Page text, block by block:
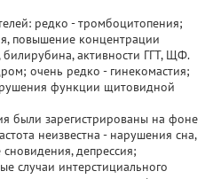
редко - тромбоцитопения;
повышение концентрации
билирубина, активности ГГТ, ЩФ.
очень редко - гинекомастия;
функции щитовидной
были зарегистрированы на фоне
неизвестна - нарушения сна,
депрессия;
случаи интерстициального